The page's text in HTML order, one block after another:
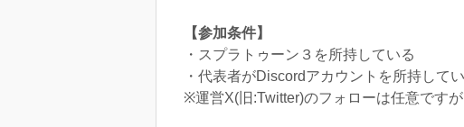
【参加条件】
・スプラトゥーン３を所持している
・代表者がDiscordアカウントを所持して
※運営X(旧:Twitter)のフォローは任意です